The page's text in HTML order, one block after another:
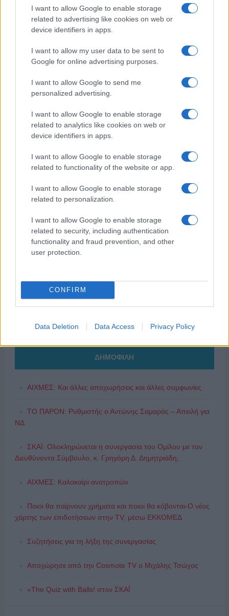
I want to allow Google to enable storage
related to advertising like cookies on web or
device identifiers in apps.
I want to allow my user data to be sent to
Google for online advertising purposes.
I want to allow Google to send me
personalized advertising.
I want to allow Google to enable storage
related to analytics like cookies on web or
device identifiers in apps.
I want to allow Google to enable storage
related to functionality of the website or app.
I want to allow Google to enable storage
related to personalization.
I want to allow Google to enable storage
related to security, including authentication
functionality and fraud prevention, and other
user protection.
CONFIRM
Data Deletion Data Access Privacy Policy
ΔΗΜΟΦΙΛΗ
ΑΙΧΜΕΣ: Και άλλες αποχωρήσεις και άλλες συμφωνίες
ΤΟ ΠΑΡΟΝ: Ρυθμιστής ο Αντώνης Σαμαράς – Απειλή για
ΝΔ
ΣΚΑΪ: Ολοκληρώνεται η συνεργασία του Ομίλου με τον
Διευθύνοντα Σύμβουλο, κ. Γρηγόρη Δ. Δημητριάδη,
ΑΙΧΜΕΣ: Καλοκαίρι ανατροπών
Ποιοι θα παίρνουν χρήματα και ποιοι θα κόβονται-Ο νέος
χάρτης των επιδοτήσεων στην TV, μέσω ΕΚΚΟΜΕΔ
Συζητήσεις για τη λήξη της συνεργασίας
Αποχώρησε από την Cosmote TV o Μιχάλης Τσώχος
«The Quiz with Balls! στον ΣΚΑΪ